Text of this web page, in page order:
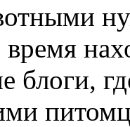
время
блоги,